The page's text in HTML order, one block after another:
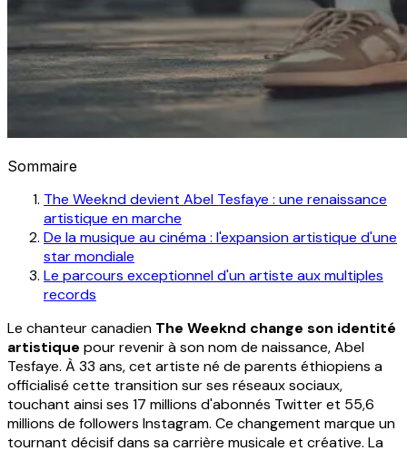
Sommaire
The Weeknd devient Abel Tesfaye : une renaissance
artistique en marche
De la musique au cinéma : l'expansion artistique d'une
star mondiale
Le parcours exceptionnel d'un artiste aux multiples
records
Le chanteur canadien The Weeknd change son identité
artistique pour revenir à son nom de naissance, Abel
Tesfaye. À 33 ans, cet artiste né de parents éthiopiens a
officialisé cette transition sur ses réseaux sociaux,
touchant ainsi ses 17 millions d'abonnés Twitter et 55,6
millions de followers Instagram. Ce changement marque un
tournant décisif dans sa carrière musicale et créative. La